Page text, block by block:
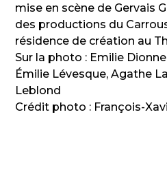
mise en scène de Gervais
des productions du
résidence de création au
Sur la photo : Emilie
Émilie Lévesque, Agathe
Leblond
Crédit photo : François-